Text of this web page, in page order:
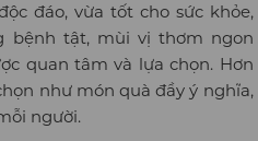
đáo, vừa tốt cho sức khỏe,
bệnh tật, mùi vị thơm ngon
quan tâm và lựa chọn. Hơn
như món quà đầy ý nghĩa,
người.